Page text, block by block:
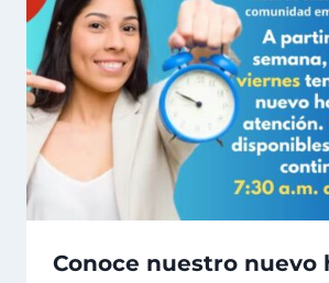
Conoce nuestro nuevo